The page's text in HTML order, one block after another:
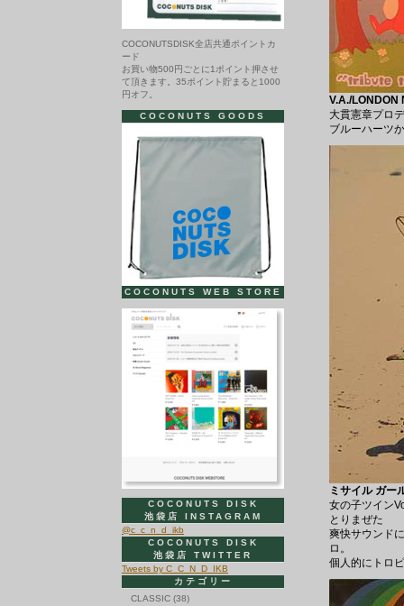
V.A./
大貫憲章プロ
ブルーハーツ
ミサイル ガー
女の子ツイン
とりまぜた
爽快サウンド
ロ。
個人的にトロ
COCONUTSDISK全店共通ポイントカ
ード
お買い物500円ごとに1ポイント押させ
て頂きます。35ポイント貯まると1000
円オフ。
COCONUTS GOODS
COCONUTS WEB STORE
COCONUTS DISK
池袋店 INSTAGRAM
@c_c_n_d_ikb
COCONUTS DISK
池袋店 TWITTER
Tweets by C_C_N_D_IKB
カテゴリー
CLASSIC (38)